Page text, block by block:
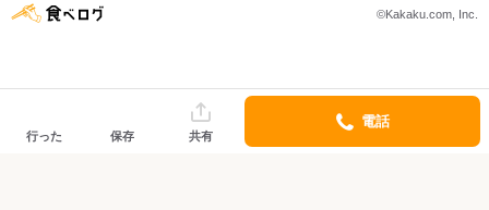
©Kakaku.com, Inc.
行った 保存 共有
電話